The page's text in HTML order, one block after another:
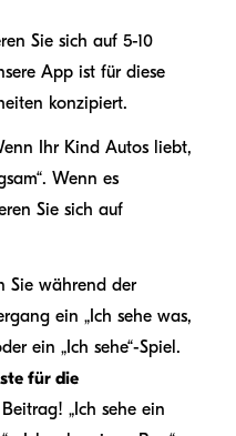
Sie sich auf 5-10
App ist für diese
konzipiert.
Ihr Kind Autos liebt,
Wenn es
Sie sich auf
Sie während der
ein „Ich sehe was,
ein „Ich sehe“-Spiel.
für die
„Ich sehe ein